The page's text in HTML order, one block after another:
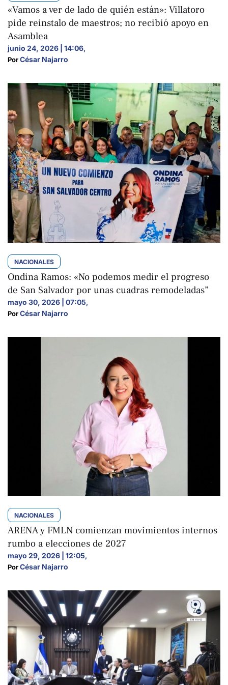
«Vamos a ver de lado de quién están»: Villatoro
pide reinstalo de maestros; no recibió apoyo en
Asamblea
junio 24, 2026 | 14:06,
Por César Najarro
NACIONALES
Ondina Ramos: «No podemos medir el progreso
de San Salvador por unas cuadras remodeladas”
mayo 30, 2026 | 07:05,
Por César Najarro
NACIONALES
ARENA y FMLN comienzan movimientos internos
rumbo a elecciones de 2027
mayo 29, 2026 | 12:05,
Por César Najarro